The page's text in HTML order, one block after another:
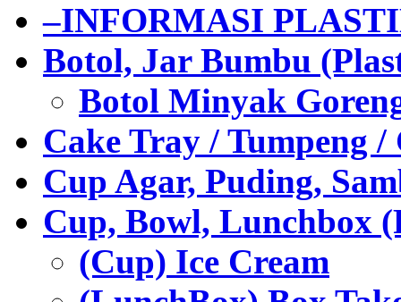
–INFORMASI
Botol, Jar Bumbu
Botol Minyak
Cake Tray / Tumpeng /
Cup Agar, Puding,
Cup, Bowl, Lunchbox
(Cup) Ice Cream